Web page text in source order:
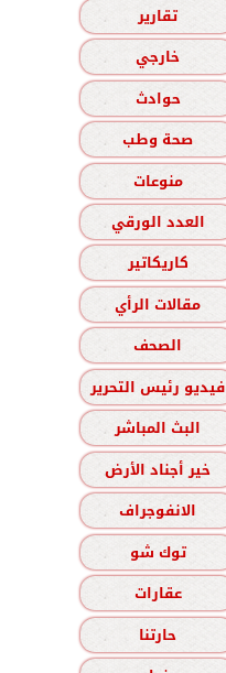
تقارير
خارجي
حوادث
صحة وطب
منوعات
العدد الورقي
كاريكاتير
مقالات الرأي
الصحف
فيديو رئيس التحرير
البث المباشر
خير أجناد الأرض
الانفوجراف
توك شو
عقارات
حارتنا